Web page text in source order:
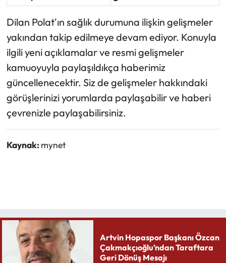
Dilan Polat'ın sağlık durumuna ilişkin gelişmeler
yakından takip edilmeye devam ediyor. Konuyla
ilgili yeni açıklamalar ve resmi gelişmeler
kamuoyuyla paylaşıldıkça haberimiz
güncellenecektir. Siz de gelişmeler hakkındaki
görüşlerinizi yorumlarda paylaşabilir ve haberi
çevrenizle paylaşabilirsiniz.
Kaynak: mynet
Artvin Hopaspor Başkanı Özcan
Çakmakçıoğlu’ndan Taraftara
Geri Dönüş Mesajı